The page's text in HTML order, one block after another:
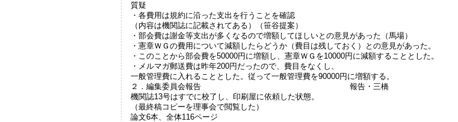
質疑
・各費用は規約に沿った支出を行うことを確認
（内容は機関誌に記載されてある）（笹谷提案）
・部会費は謝金等支出が多くなるので増額してほしいとの意見があった（馬場）
・憲章ＷＧの費用について減額したらどうか（費目は残しておく）との意見があった。
・このことから部会費を50000円に増額し、憲章ＷＧを10000円に減額することとした。
・メルマガ郵送費は昨年200円だったので、費目をなくし、
一般管理費に入れることとした。従って一般管理費を90000円に増額する。
２．編集委員会報告 報告・三橋
機関誌13号はすでに校了し、印刷屋に依頼した状態。
（最終稿コピーを理事会で閲覧した）
論文6本、全体116ページ